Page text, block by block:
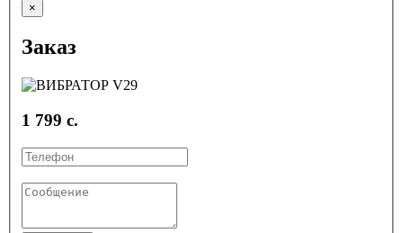
×
Заказ
1 799 с.